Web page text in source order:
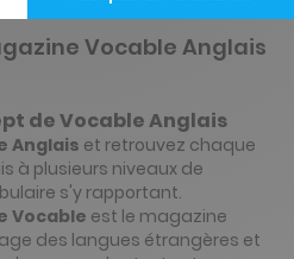
Vocable Anglais
de Vocable Anglais
Anglais et retrouvez chaque
à plusieurs niveaux de
s'y rapportant.
Vocable est le magazine
des langues étrangères et